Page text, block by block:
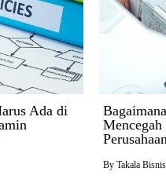
Ada di
By Takala